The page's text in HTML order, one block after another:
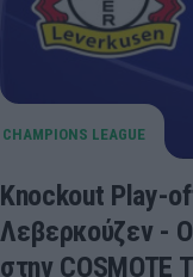
Knockout Play-
Λεβερκούζεν -
στην COSMOTE